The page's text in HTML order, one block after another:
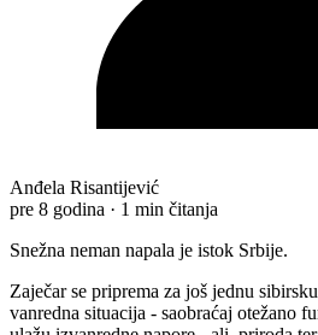
Anđela Risantijević
pre 8 godina · 1 min čitanja
Snežna neman napala je istok Srbije.
Zaječar se priprema za još jednu
vanredna situacija - saobraćaj otežano